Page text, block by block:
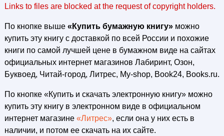
Links to files are blocked at the request of copyright holders.
По кнопке выше «Купить бумажную книгу»можно
купить эту книгу с доставкой по всей России и похожие
книги по самой лучшей цене в бумажном виде на сайтах
официальных интернет магазинов Лабиринт, Озон,
Буквоед, Читай-город, Литрес, My-shop, Book24, Books.ru.
По кнопке «Купить и скачать электронную книгу» можно
купить эту книгу в электронном виде в официальном
интернет магазине «Литрес», если она у них есть в
наличии, и потом ее скачать на их сайте.